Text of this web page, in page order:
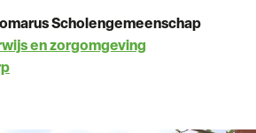
Scholengemeenschap
en zorgomgeving